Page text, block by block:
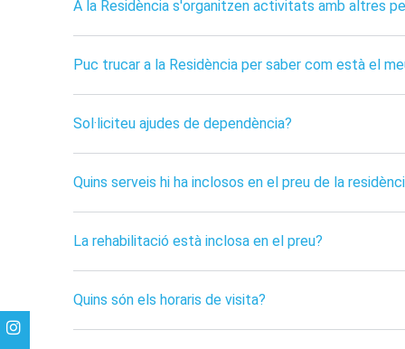
A la Residència s'organitzen activitats amb altres
Puc trucar a la Residència per saber com està el
Sol·liciteu ajudes de dependència?
Quins serveis hi ha inclosos en el preu de la
La rehabilitació està inclosa en el preu?
Quins són els horaris de visita?